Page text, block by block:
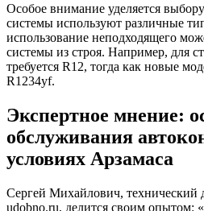
Особое внимание уделяется
системы используют различные
использование неподходящего
системы из строя. Например, для
требуется R12, тогда как новые
R1234yf.
Экспертное мнение:
обслуживания
условиях Арзамаса
Сергей Михайлович, технический
udobno.ru, делится своим опытом: